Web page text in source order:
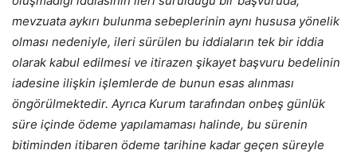
mevzuata aykırı bulunma sebeplerinin aynı hususa yönelik
olması nedeniyle, ileri sürülen bu iddiaların tek bir iddia
olarak kabul edilmesi ve itirazen şikayet başvuru bedelinin
iadesine ilişkin işlemlerde de bunun esas alınması
öngörülmektedir. Ayrıca Kurum tarafından onbeş günlük
süre içinde ödeme yapılamaması halinde, bu sürenin
bitiminden itibaren ödeme tarihine kadar geçen süreyle